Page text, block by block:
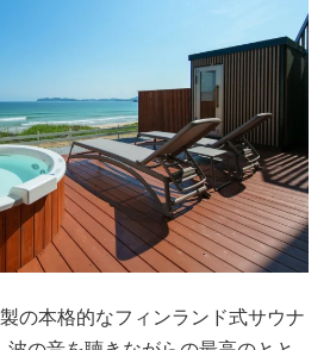
の本格的なフィンランド式サウナ